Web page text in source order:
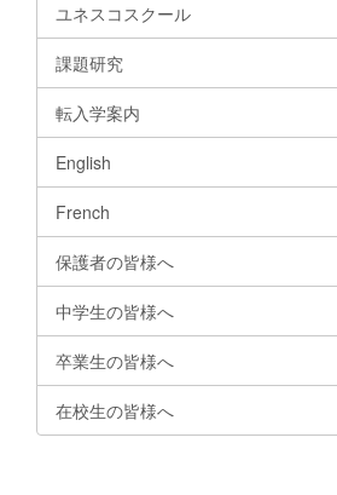
ユネスコスクール
課題研究
転入学案内
English
French
保護者の皆様へ
中学生の皆様へ
卒業生の皆様へ
在校生の皆様へ